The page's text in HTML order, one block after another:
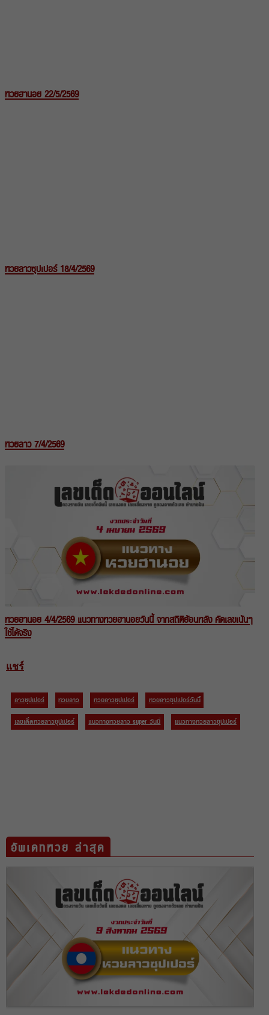
หวยฮานอย 22/5/2569
หวยลาวซุปเปอร์ 18/4/2569
หวยลาว 7/4/2569
หวยฮานอย 4/4/2569 แนวทางหวยฮานอยวันนี้ จากสถิติย้อนหลัง คัดเลขเน้นๆ
ใช้ได้จริง
แชร์
ลาวซุปเปอร์ หวยลาว หวยลาวซุปเปอร์
หวยลาวซุปเปอร์วันนี้
เลขเด็ดหวยลาวซุปเปอร์
แนวทางหวยลาว super วันนี้ แนวทางหวยลาวซุปเปอร์
อัพเดทหวย ล่าสุด